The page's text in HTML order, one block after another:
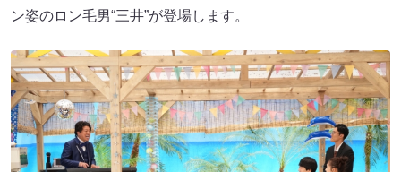
ン姿のロン毛男“三井”が登場します。